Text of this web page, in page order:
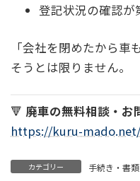
登記状況の確認が
「会社を閉めたから車
そうとは限りません。
🔻 廃車の無料相談・お
https://kuru-
カテゴリー 手続き・書類